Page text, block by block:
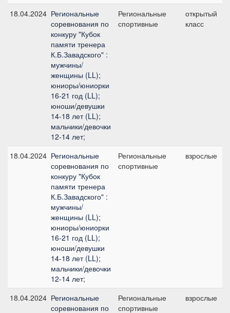
18.04.2024 Региональные
соревнования по
конкуру "Кубок
памяти тренера
К.Б.Завадского" :
мужчины/
женщины (LL);
юниоры/юниорки
16-21 год (LL);
юноши/девушки
14-18 лет (LL);
мальчики/девочки
12-14 лет;
Региональные
спортивные
открытый
класс
18.04.2024 Региональные
соревнования по
конкуру "Кубок
памяти тренера
К.Б.Завадского" :
мужчины/
женщины (LL);
юниоры/юниорки
16-21 год (LL);
юноши/девушки
14-18 лет (LL);
мальчики/девочки
12-14 лет;
Региональные
спортивные
взрослые
18.04.2024 Региональные
соревнования по
Региональные
спортивные
взрослые